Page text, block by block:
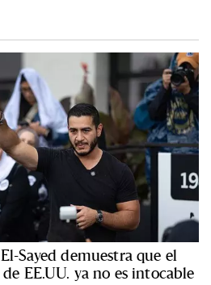
Sayed demuestra que el
EE.UU. ya no es intocable